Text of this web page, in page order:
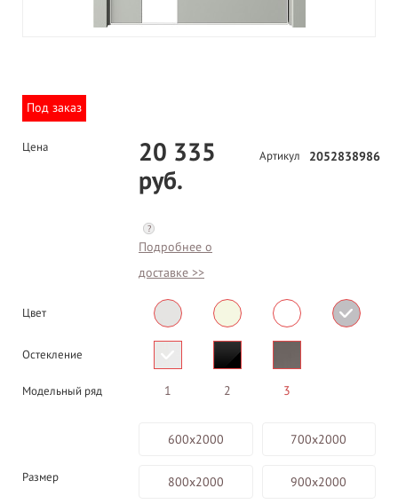
Под заказ
Цена
20 335
руб.
?
Подробнее о
доставке >>
Артикул 2052838986
Цвет
Остекление
Модельный ряд 1 2 3
Размер
600х2000 700х2000
800х2000 900х2000